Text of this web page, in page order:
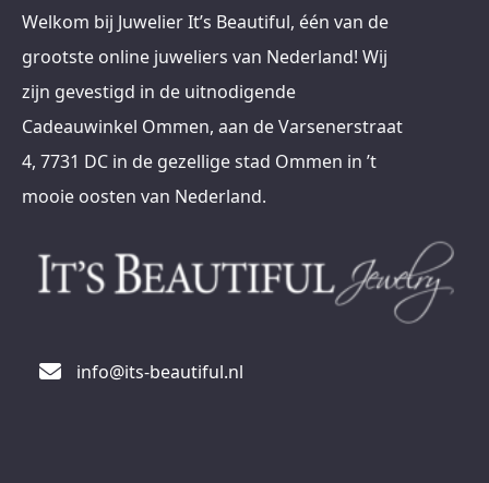
Welkom bij Juwelier It’s Beautiful, één van de
grootste online juweliers van Nederland! Wij
zijn gevestigd in de uitnodigende
Cadeauwinkel Ommen, aan de Varsenerstraat
4, 7731 DC in de gezellige stad Ommen in ’t
mooie oosten van Nederland.
info@its-beautiful.nl